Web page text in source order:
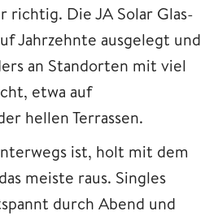
richtig. Die JA Solar Glas-
Jahrzehnte ausgelegt und
an Standorten mit viel
etwa auf
hellen Terrassen.
ist, holt mit dem
meiste raus. Singles
durch Abend und